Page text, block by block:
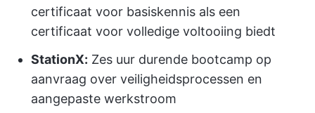
certificaat voor basiskennis als een
certificaat voor volledige voltooiing biedt
StationX: Zes uur durende bootcamp op
aanvraag over veiligheidsprocessen en
aangepaste werkstroom